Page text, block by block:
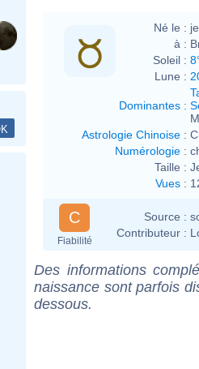
Né le :
à :
Soleil :
Lune :
Dominantes :
Astrologie Chinoise :
Numérologie :
Taille :
Vues :
C
Fiabilité
Source :
Contributeur :
Des informations
naissance sont parfois
dessous.